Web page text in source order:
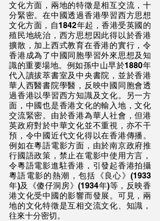
文化方面，兩地的特徵是相互交流，十
分緊密。在中國透過香港學習西方思想
文化方面，自1842年起，香港受英國的
殖民地統治，西方思想因此得以於香港
擴散，加上西式教育在香港的實行，令
香港成為了中國同胞學習外來思想及知
識的重要場地。例如孫中山早於1880年
代入讀拔萃書室及中央書院，並於香港
華人西醫書院學醫，反映中國同胞會透
過香港以學習西方知識及文化。另一方
面，中國也是香港文化的輸入地，文化
交流緊密。由於香港為華人社會，但港
英政府對於中華文化並不重視，亦不干
預，令中國近代文化得以在香港傳播。
例如在粵語電影方面，由於南京政府推
行國語政策，禁止在電影中使用方言，
令粵語電影進駐香港，引發起香港拍攝
粵語電影的熱潮，包括《良心》(1933
年)及《傻仔洞房》(1934年)等，反映香
港文化受中國的影響而發展。可見，兩
地的文化特徵是互相交流文化、知識，
往來十分密切。